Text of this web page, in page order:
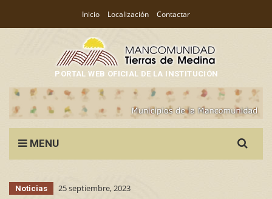
Inicio Localización Contactar
PORTAL WEB OFICIAL DE LA INSTITUCIÓN
MENU
for:
Noticias 25 septiembre, 2023